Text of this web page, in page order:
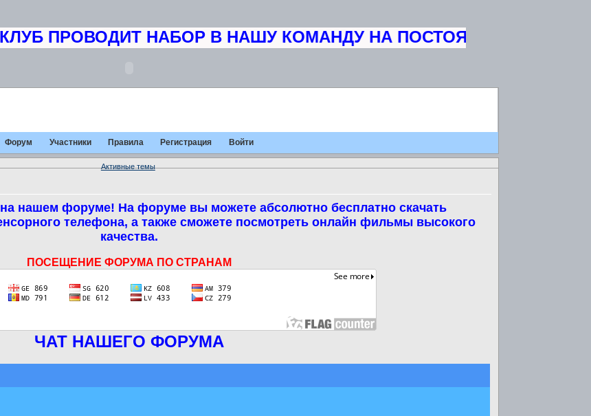
ПРОВОДИТ НАБОР В НАШУ КОМАНДУ НА ПОСТОЯННУЮ
Форум Участники Правила Регистрация Войти
Активные темы
нашем форуме! На форуме вы можете абсолютно бесплатно скачать
телефона, а также сможете посмотреть онлайн фильмы высокого
качества.
ПОСЕЩЕНИЕ ФОРУМА ПО СТРАНАМ
ЧАТ НАШЕГО ФОРУМА